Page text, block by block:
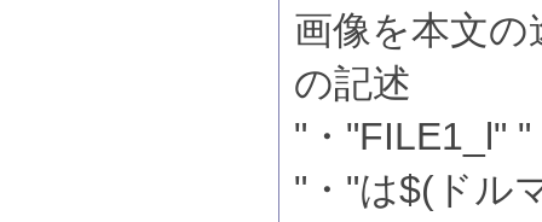
画像を本文
の記述
"・"FILE1_l"
"・"は$(ドル